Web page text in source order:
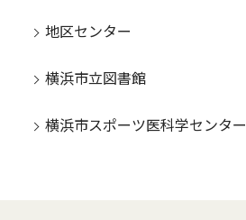
地区センター
横浜市立図書館
横浜市スポーツ医科学センター